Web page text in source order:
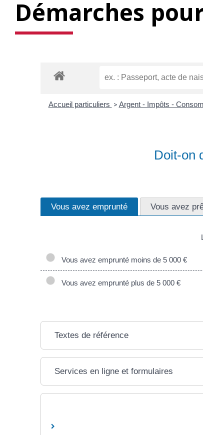
Démarches
Accueil particuliers > Argent - Impôts -
Doit-on
Vous avez emprunté Vous avez
Vous avez emprunté moins de 5 000 €
Vous avez emprunté plus de 5 000 €
Textes de référence
Services en ligne et formulaires